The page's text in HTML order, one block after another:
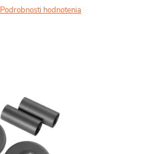
Podrobnosti hodnotenia